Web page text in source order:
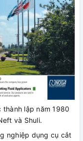
thành lập năm 1980
và Shuli.
nghiệp dụng cụ cắt